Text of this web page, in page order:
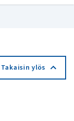
Takaisin ylös